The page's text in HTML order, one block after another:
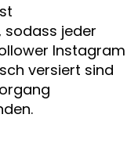
jeder
Instagram
versiert sind